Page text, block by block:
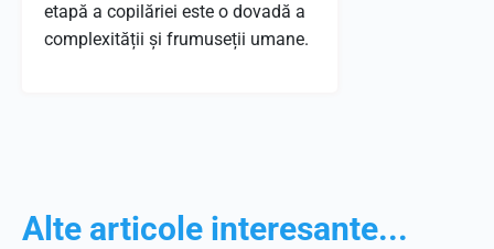
etapă a copilăriei este o dovadă a
complexității și frumuseții umane.
Alte articole interesante...